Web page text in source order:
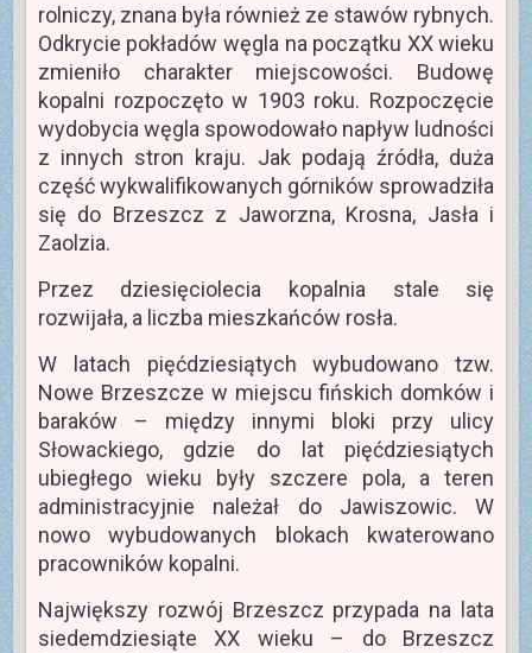
rolniczy, znana była również ze stawów rybnych.
Odkrycie pokładów węgla na początku XX wieku
zmieniło charakter miejscowości. Budowę
kopalni rozpoczęto w 1903 roku. Rozpoczęcie
wydobycia węgla spowodowało napływ ludności
z innych stron kraju. Jak podają źródła, duża
część wykwalifikowanych górników sprowadziła
się do Brzeszcz z Jaworzna, Krosna, Jasła i
Zaolzia.
Przez dziesięciolecia kopalnia stale się
rozwijała, a liczba mieszkańców rosła.
W latach pięćdziesiątych wybudowano tzw.
Nowe Brzeszcze w miejscu fińskich domków i
baraków – między innymi bloki przy ulicy
Słowackiego, gdzie do lat pięćdziesiątych
ubiegłego wieku były szczere pola, a teren
administracyjnie należał do Jawiszowic. W
nowo wybudowanych blokach kwaterowano
pracowników kopalni.
Największy rozwój Brzeszcz przypada na lata
siedemdziesiąte XX wieku – do Brzeszcz